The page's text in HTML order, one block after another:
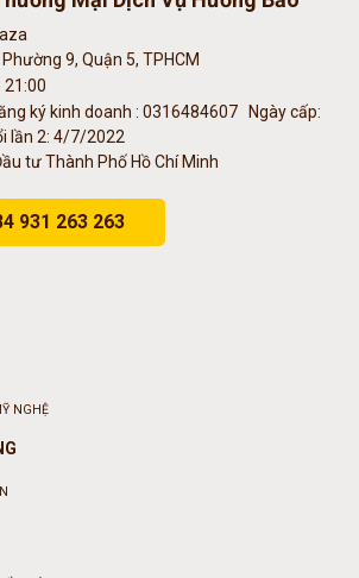
9, Quận 5, TPHCM
21:00
ký kinh doanh : 0316484607
Ngày cấp:
lần 2: 4/7/2022
tư Thành Phố Hồ Chí Minh
931 263 263
NGHỆ